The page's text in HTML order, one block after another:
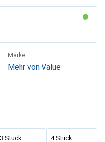
Marke
Mehr von Value
3 Stück
4 Stück